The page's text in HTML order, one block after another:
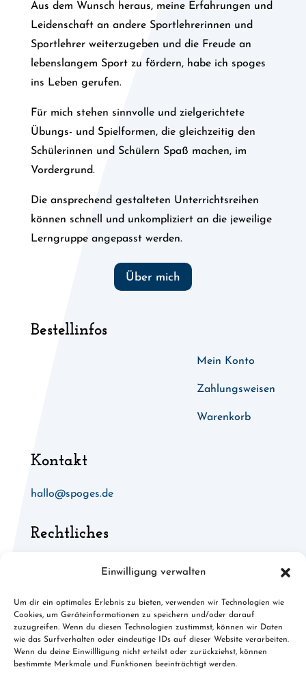
Einwilligung verwalten
Um dir ein optimales Erlebnis zu bieten, verwenden wir Technologien wie
Cookies, um Geräteinformationen zu speichern und/oder darauf
zuzugreifen. Wenn du diesen Technologien zustimmst, können wir Daten
wie das Surfverhalten oder eindeutige IDs auf dieser Website verarbeiten.
Wenn du deine Einwillligung nicht erteilst oder zurückziehst, können
bestimmte Merkmale und Funktionen beeinträchtigt werden.
Aus dem Wunsch heraus, meine Erfahrungen und
Leidenschaft an andere Sportlehrerinnen und
Sportlehrer weiterzugeben und die Freude an
lebenslangem Sport zu fördern, habe ich spoges
ins Leben gerufen.
Für mich stehen sinnvolle und zielgerichtete
Übungs- und Spielformen, die gleichzeitig den
Schülerinnen und Schülern Spaß machen, im
Vordergrund.
Die ansprechend gestalteten Unterrichtsreihen
können schnell und unkompliziert an die jeweilige
Lerngruppe angepasst werden.
Über mich
Bestellinfos
Mein Konto
Zahlungsweisen
Warenkorb
Kontakt
hallo@spoges.de
Rechtliches
Allgemeine Geschäftsbedingungen
Cookies
Datenschutz